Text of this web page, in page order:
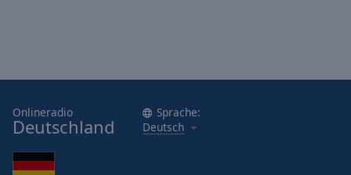
Onlineradio
Deutschland
Sprache:
Deutsch